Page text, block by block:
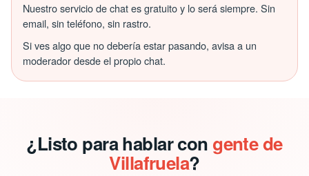
Nuestro servicio de chat es gratuito y lo será siempre. Sin
email, sin teléfono, sin rastro.
Si ves algo que no debería estar pasando, avisa a un
moderador desde el propio chat.
¿Listo para hablar con gente de
Villafruela?